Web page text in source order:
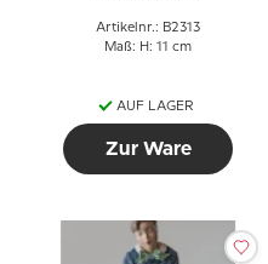
Artikelnr.: B2313
Maß: H: 11 cm
AUF LAGER
Zur Ware